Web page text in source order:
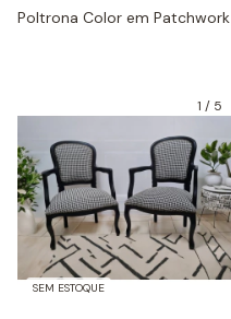
Poltrona Color em Patchwork
1 / 5
SEM ESTOQUE